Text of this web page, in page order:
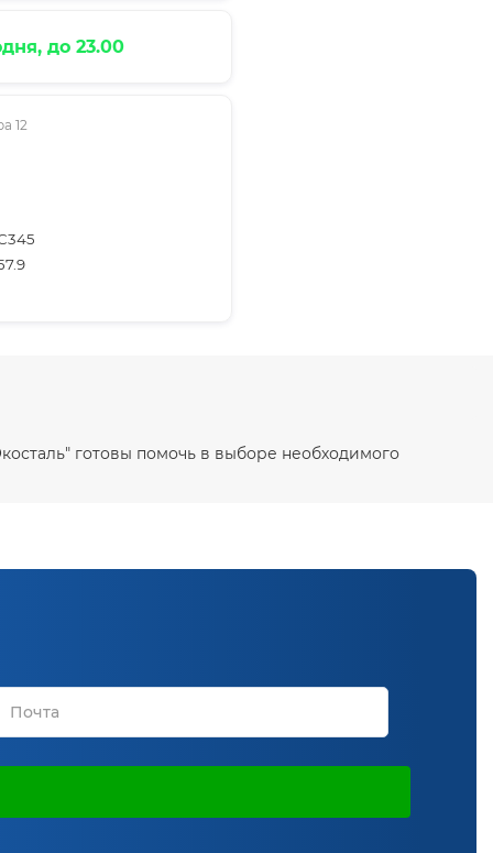
до 23.00
12
готовы помочь в выборе необходимого